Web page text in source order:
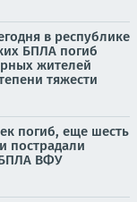
в республике
БПЛА погиб
жителей
тяжести
погиб, еще шесть
пострадали
БПЛА ВФУ